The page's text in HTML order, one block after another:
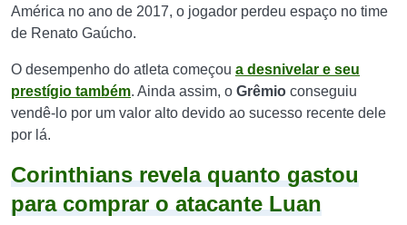
América no ano de 2017, o jogador perdeu espaço no time
de Renato Gaúcho.
O desempenho do atleta começou a desnivelar e seu
prestígio também. Ainda assim, o Grêmio conseguiu
vendê-lo por um valor alto devido ao sucesso recente dele
por lá.
Corinthians revela quanto gastou
para comprar o atacante Luan